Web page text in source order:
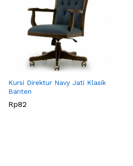
Kursi Direktur Navy Jati Klasik
Banten
Rp82